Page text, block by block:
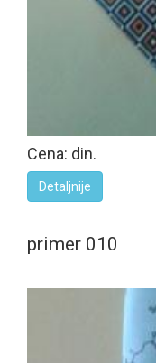
Cena: din.
Detaljnije
primer 010